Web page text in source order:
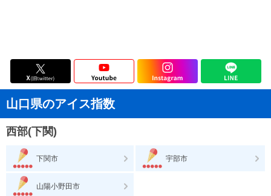
山口県のアイス指数
西部(下関)
下関市 宇部市
山陽小野田市